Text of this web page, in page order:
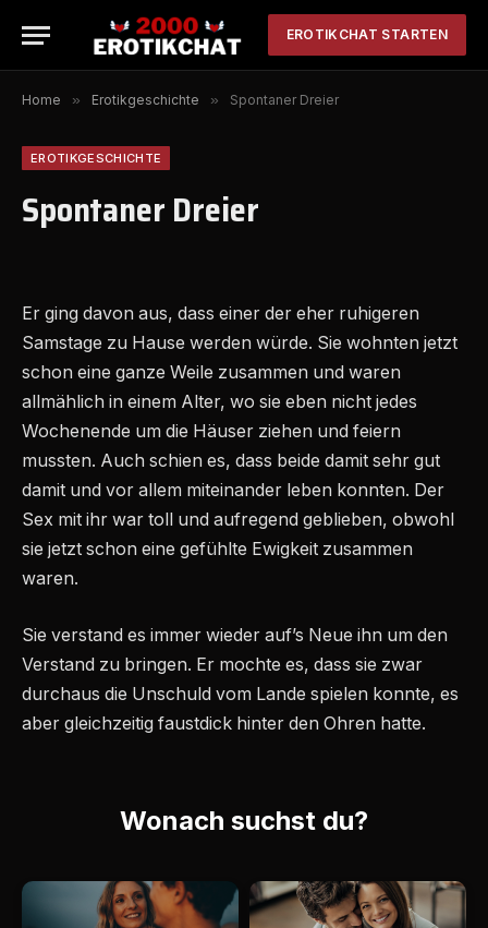
EROTIKCHAT STARTEN
Home » Erotikgeschichte » Spontaner Dreier
EROTIKGESCHICHTE
Spontaner Dreier
Er ging davon aus, dass einer der eher ruhigeren
Samstage zu Hause werden würde. Sie wohnten jetzt
schon eine ganze Weile zusammen und waren
allmählich in einem Alter, wo sie eben nicht jedes
Wochenende um die Häuser ziehen und feiern
mussten. Auch schien es, dass beide damit sehr gut
damit und vor allem miteinander leben konnten. Der
Sex mit ihr war toll und aufregend geblieben, obwohl
sie jetzt schon eine gefühlte Ewigkeit zusammen
waren.
Sie verstand es immer wieder auf’s Neue ihn um den
Verstand zu bringen. Er mochte es, dass sie zwar
durchaus die Unschuld vom Lande spielen konnte, es
aber gleichzeitig faustdick hinter den Ohren hatte.